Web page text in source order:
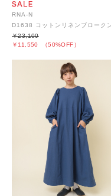
RNA-N
￥11,550 （50%OFF）
￥23,100